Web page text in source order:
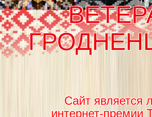
Сайт является
интернет-премии